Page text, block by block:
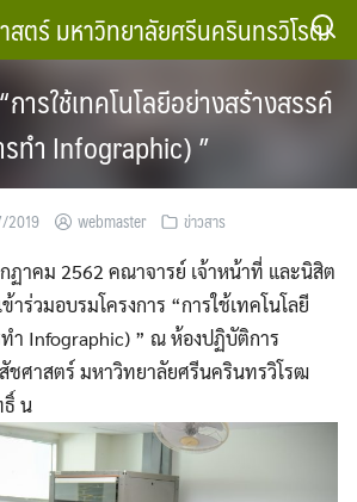
สตร์ มหาวิทยาลัยศรีนครินทรวิโรฒ
ารใช้เทคโนโลยีอย่างสร้างสรรค์
ทำ Infographic) ”
2019 webmaster ข่าวสาร
ฏาคม 2562​ คณาจารย์ เจ้าหน้าที่ และนิสิต
าร่วมอบรมโครงการ “การใช้เทคโนโลยี
ทำ Infographic) ” ณ​ ห้อง​ปฏิบัติการ
ช​ศาสตร์​ มหาวิทยาลัย​ศรีนครินทร​วิโรฒ​
ธิ์​ น